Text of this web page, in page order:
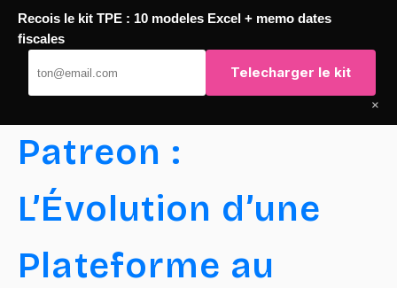
Passer
au
contenu
TaqTaq
Patreon :
L’Évolution d’une
Plateforme au
Recois le kit TPE : 10 modeles Excel + memo dates
fiscales
Telecharger le kit
×